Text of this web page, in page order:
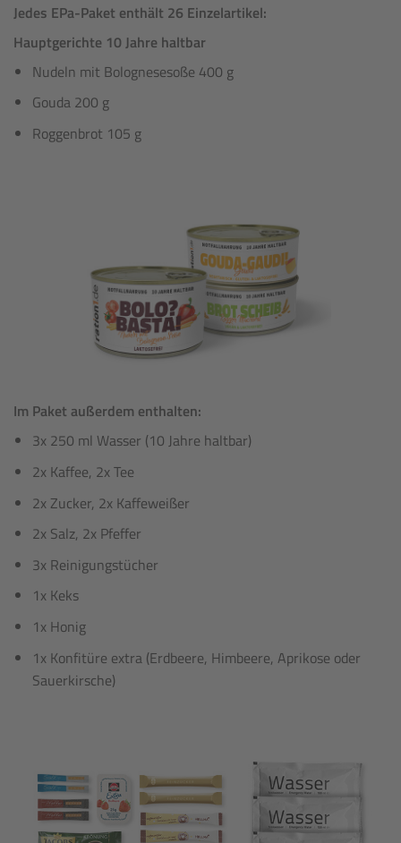
Jedes EPa-Paket enthält 26 Einzelartikel:
Hauptgerichte 10 Jahre haltbar
Nudeln mit Bolognesesoße 400 g
Gouda 200 g
Roggenbrot 105 g
Im Paket außerdem enthalten:
3x 250 ml Wasser (10 Jahre haltbar)
2x Kaffee, 2x Tee
2x Zucker, 2x Kaffeweißer
2x Salz, 2x Pfeffer
3x Reinigungstücher
1x Keks
1x Honig
1x Konfitüre extra (Erdbeere, Himbeere, Aprikose oder
Sauerkirsche)